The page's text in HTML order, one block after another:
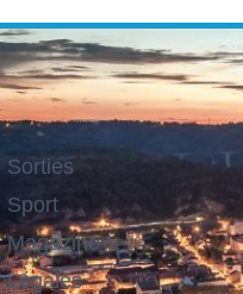
Sorties
Sport
Magazine
Légales